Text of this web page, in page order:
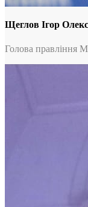
Щеглов Ігор
Голова правління